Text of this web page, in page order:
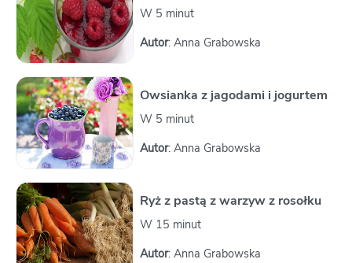
W 5 minut
Autor: Anna Grabowska
Owsianka z jagodami i jogurtem
W 5 minut
Autor: Anna Grabowska
Ryż z pastą z warzyw z rosołku
W 15 minut
Autor: Anna Grabowska